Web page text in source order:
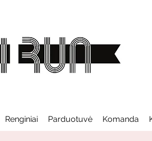
Renginiai Parduotuvė Komanda